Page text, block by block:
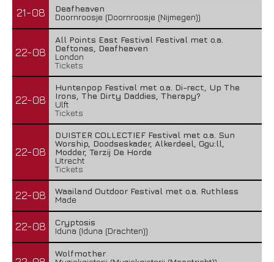
21-08
Deafheaven
Doornroosje (Doornroosje (Nijmegen))
22-08
All Points East Festival Festival met o.a.
Deftones, Deafheaven
London
Tickets
22-08
Huntenpop Festival met o.a. Di-rect, Up The
Irons, The Dirty Daddies, Therapy?
Ulft
Tickets
22-08
DUISTER COLLECTIEF Festival met o.a. Sun
Worship, Doodseskader, Alkerdeel, Ggu:ll,
Modder, Terzij De Horde
Utrecht
Tickets
22-08
Waailand Outdoor Festival met o.a. Ruthless
Made
22-08
Cryptosis
Iduna (Iduna (Drachten))
Wolfmother